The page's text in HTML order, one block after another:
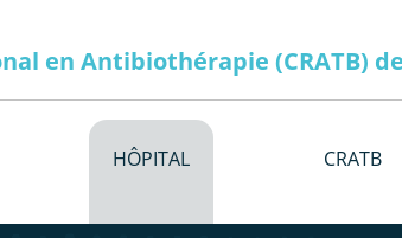
en Antibiothérapie (CRATB)
HÔPITAL CRATB